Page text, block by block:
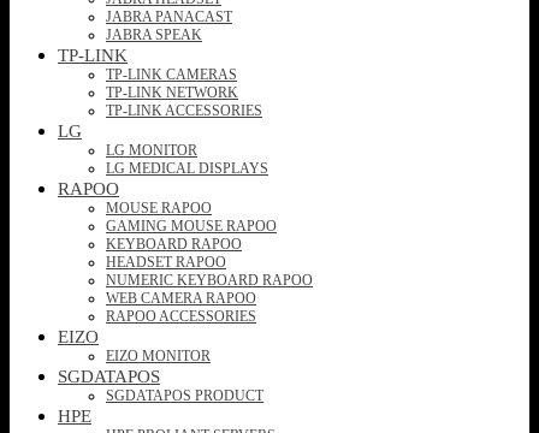
JABRA PANACAST
JABRA SPEAK
TP-LINK
TP-LINK CAMERAS
TP-LINK NETWORK
TP-LINK ACCESSORIES
LG
LG MONITOR
LG MEDICAL DISPLAYS
RAPOO
MOUSE RAPOO
GAMING MOUSE RAPOO
KEYBOARD RAPOO
HEADSET RAPOO
NUMERIC KEYBOARD RAPOO
WEB CAMERA RAPOO
RAPOO ACCESSORIES
EIZO
EIZO MONITOR
SGDATAPOS
SGDATAPOS PRODUCT
HPE